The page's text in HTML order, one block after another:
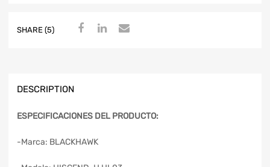
SHARE (5)
DESCRIPTION
ESPECIFICACIONES DEL PRODUCTO:
-Marca: BLACKHAWK